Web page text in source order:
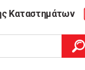
Καταστημάτων